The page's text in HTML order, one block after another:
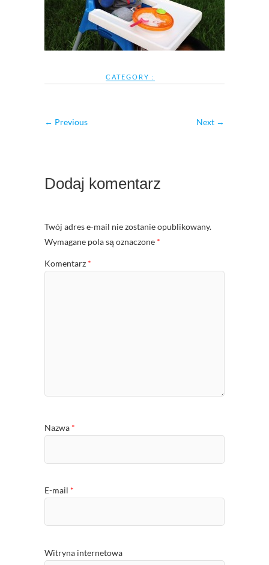
CATEGORY :
← Previous Next →
Dodaj komentarz
Twój adres e-mail nie zostanie opublikowany.
Wymagane pola są oznaczone *
Komentarz *
Nazwa *
E-mail *
Witryna internetowa